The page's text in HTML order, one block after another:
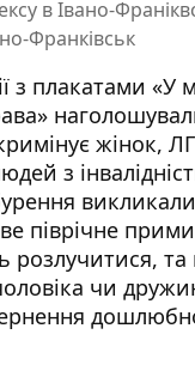
в Івано-
Франківськ
з плакатами «У
жінок,
з
піврічне
розлучитися,
чи